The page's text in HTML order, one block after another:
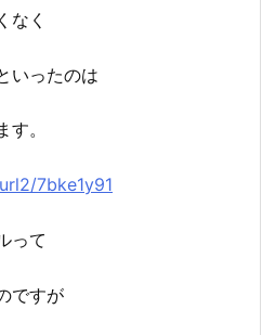
く
いったのは
。
7bke1y91
って
ですが